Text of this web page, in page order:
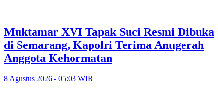
Muktamar XVI Tapak Suci Resmi Dibuka
di Semarang, Kapolri Terima Anugerah
Anggota Kehormatan
8 Agustus 2026 - 05:03 WIB